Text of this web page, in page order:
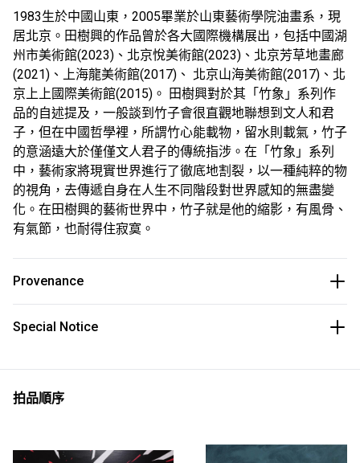
1983生於中國山東，2005畢業於山東藝術學院油畫系，現
居北京。田樹興的作品曾於各大國際機構展出，包括中國湖
州市美術館(2023)、北京悅美術館(2023)、北京芳草地畫廊
(2021)、上海龍美術館(2017)、 北京山海美術館(2017)、北
京上上國際美術館(2015)。 田樹興對於其「竹象」系列作
品的自述提及，一般談到竹子會很直觀地聯想到文人和君
子，但在中國哲學裡，所謂竹心能載物，留水則載氣，竹子
的意涵遠大於僅僅文人君子的傳統指涉。在「竹象」系列
中，藝術家將現實世界進行了徹底地割裂，以一種純粹的物
的視角，去傳遞自身在人生不同階段對世界感知的無盡變
化。在田樹興的藝術世界中，竹子就是他的縮影，有風骨、
有氣節，也耐得住寂寞。
Provenance
Special Notice
拍品順序